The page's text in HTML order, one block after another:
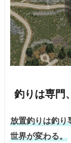
釣りは専門
放置釣りは釣
世界が変わる。